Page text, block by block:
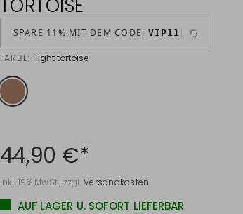
TORTOISE
SPARE 11% MIT DEM CODE: VIP11
FARBE: light tortoise
44,90 €*
inkl. 19% MwSt., zzgl.Versandkosten
AUF LAGER U. SOFORT LIEFERBAR